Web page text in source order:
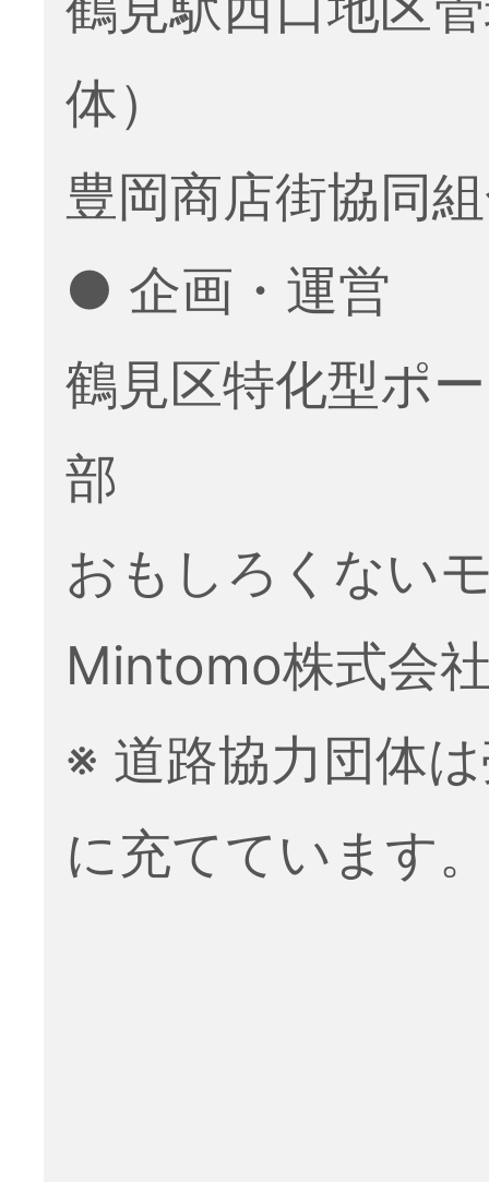
体）
豊岡商店街協同
● 企画・運営
鶴見区特化型ポ
部
おもしろくない
Mintomo株式会
※ 道路協力団体
に充てています